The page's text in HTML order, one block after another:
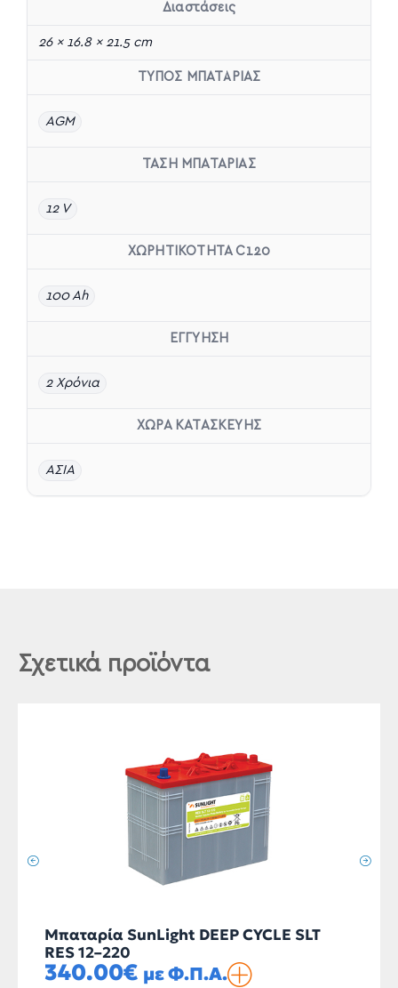
Διαστάσεις
26 × 16.8 × 21.5 cm
ΤΥΠΟΣ ΜΠΑΤΑΡΙΑΣ
AGM
ΤΑΣΗ ΜΠΑΤΑΡΙΑΣ
12 V
ΧΩΡΗΤΙΚΟΤΗΤΑ C120
100 Ah
ΕΓΓΥΗΣΗ
2 Χρόνια
ΧΩΡΑ ΚΑΤΑΣΚΕΥΗΣ
ΑΣΙΑ
Σχετικά προϊόντα
Μπαταρία SunLight DEEP CYCLE SLT
RES 12–220
340.00€ με Φ.Π.Α.